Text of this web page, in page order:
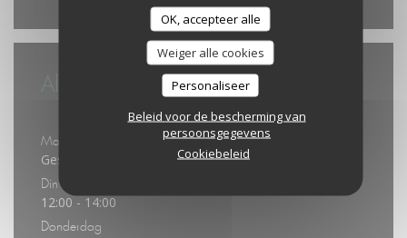
OK, accepteer alle
Weiger alle cookies
Personaliseer
Beleid voor de bescherming van
persoonsgegevens
Cookiebeleid
verzamelen. Toestaan
Algemene informatie
Openingstijden
Maandag
Gesloten
Din-
12:00 - 14:00
Donderdag